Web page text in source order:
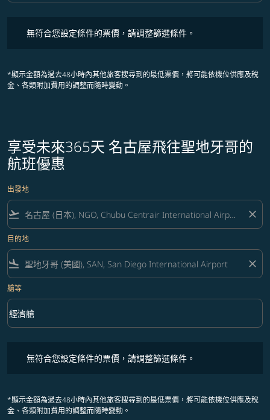
無符合您設定條件的票價，請調整篩選條件。
*顯示金額為過去48小時內其他旅客搜尋到的最低票價，將可能依機位供應及稅
金、各類附加費用的調整而隨時變動。
享受未來365天 名古屋飛往聖地牙哥的
航班優惠
出發地
flight_takeoff close
目的地
flight_land close
艙等
艙等 option 經濟艙 Selected
經濟艙
keyboard_arrow_down
無符合您設定條件的票價，請調整篩選條件。
*顯示金額為過去48小時內其他旅客搜尋到的最低票價，將可能依機位供應及稅
金、各類附加費用的調整而隨時變動。